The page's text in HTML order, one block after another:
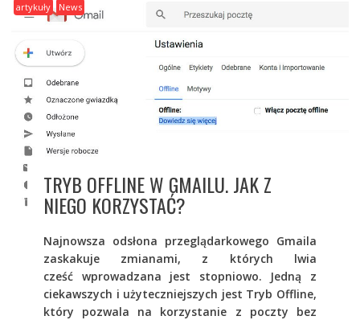
artykuły News
TRYB OFFLINE W GMAILU. JAK Z
NIEGO KORZYSTAĆ?
Najnowsza odsłona przeglądarkowego Gmaila
zaskakuje zmianami, z których lwia
cześć wprowadzana jest stopniowo. Jedną z
ciekawszych i użyteczniejszych jest Tryb Offline,
który pozwala na korzystanie z poczty bez